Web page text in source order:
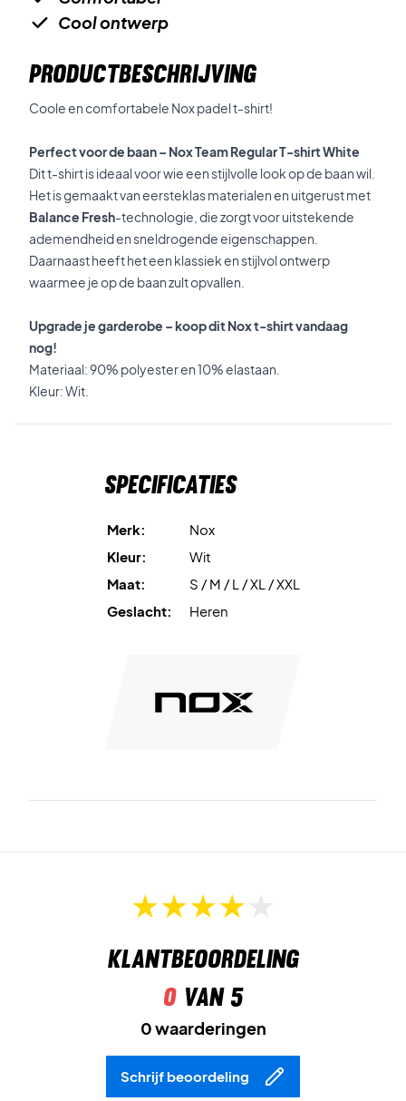
Cool ontwerp
PRODUCTBESCHRIJVING
Coole en comfortabele Nox padel t-shirt!
Perfect voor de baan – Nox Team Regular T-shirt White
Dit t-shirt is ideaal voor wie een stijlvolle look op de baan wil.
Het is gemaakt van eersteklas materialen en uitgerust met
Balance Fresh-technologie, die zorgt voor uitstekende
ademendheid en sneldrogende eigenschappen.
Daarnaast heeft het een klassiek en stijlvol ontwerp
waarmee je op de baan zult opvallen.
Upgrade je garderobe – koop dit Nox t-shirt vandaag
nog!
Materiaal: 90% polyester en 10% elastaan.
Kleur: Wit.
Specificaties
Merk:
Nox
Kleur:
Wit
Maat:
S / M / L / XL / XXL
Geslacht:
Heren
Klantbeoordeling
0van 5
0 waarderingen
Schrijf beoordeling